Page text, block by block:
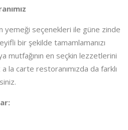
yemeği seçenekleri ile güne zinde
bir şekilde tamamlamanızı
mutfağının en seçkin lezzetlerini
la carte restoranımızda da farklı